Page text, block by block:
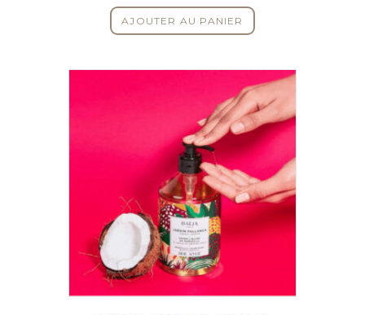
initial
était :
actuel
est :
AJOUTER AU PANIER